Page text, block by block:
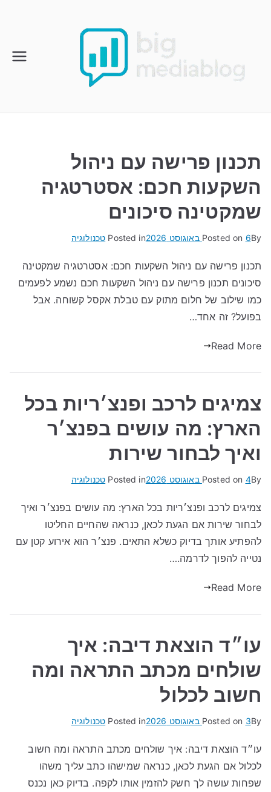
תכנון פרישה עם ניהול
השקעות חכם: אסטרטגיה
שמקטינה סיכונים
By
Posted on 6 באוגוסט 2026 Posted in טכנולוגיה
תכנון פרישה עם ניהול השקעות חכם: אסטרטגיה שמקטינה
סיכונים תכנון פרישה עם ניהול השקעות חכם נשמע לפעמים
כמו שילוב של חלום מתוק עם טבלת אקסל קשוחה. אבל
בפועל? זה אחד…
Read More
צמיגים לרכב ופנצ׳ריות בכל
הארץ: מה עושים בפנצ׳ר
ואיך לבחור שירות
By
Posted on 4 באוגוסט 2026 Posted in טכנולוגיה
צמיגים לרכב ופנצ׳ריות בכל הארץ: מה עושים בפנצ׳ר ואיך
לבחור שירות אם הגעת לכאן, כנראה שהחיים החליטו
להפתיע אותך בדיוק כשלא התאים. פנצ׳ר הוא אירוע קטן עם
נטייה להפוך לדרמה.…
Read More
עו״ד הוצאת דיבה: איך
שולחים מכתב התראה ומה
חשוב לכלול
By
Posted on 3 באוגוסט 2026 Posted in טכנולוגיה
עו״ד הוצאת דיבה: איך שולחים מכתב התראה ומה חשוב
לכלול אם הגעת לכאן, כנראה שמישהו כתב עליך משהו
שפחות עושה לך חשק להזמין אותו לקפה. בדיוק כאן נכנס